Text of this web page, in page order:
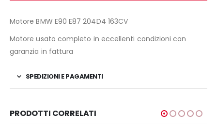
Motore BMW E90 E87 204D4 163CV
Motore usato completo in eccellenti condizioni con
garanzia in fattura
SPEDIZIONI E PAGAMENTI
PRODOTTI CORRELATI